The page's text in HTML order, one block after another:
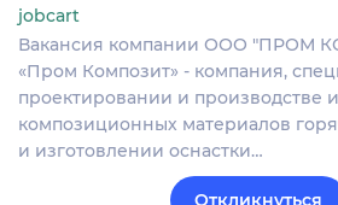
jobcart
Вакансия компании ООО "ПРОМ
«Пром Композит» - компания,
проектировании и производстве
композиционных материалов
и изготовлении оснастки…
Откликнуться